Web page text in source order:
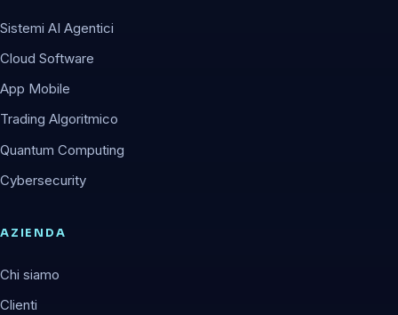
Sistemi AI Agentici
Cloud Software
App Mobile
Trading Algoritmico
Quantum Computing
Cybersecurity
AZIENDA
Chi siamo
Clienti